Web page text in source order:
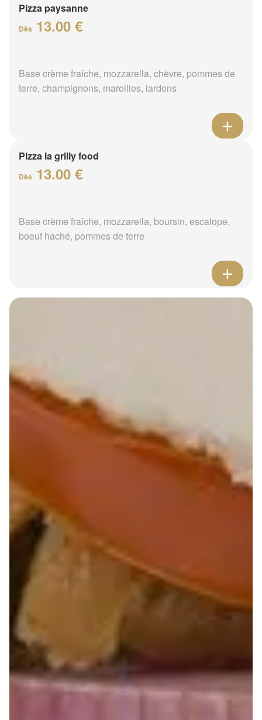
Pizza paysanne
Dès 13.00 €
Base crème fraîche, mozzarella, chèvre, pommes de
terre, champignons, maroilles, lardons
Pizza la grilly food
Dès 13.00 €
Base crème fraîche, mozzarella, boursin, escalope,
boeuf haché, pommes de terre